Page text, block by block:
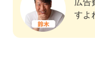
すよ